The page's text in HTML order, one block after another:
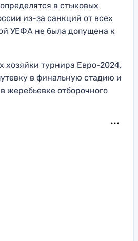
в стыковых
из-за санкций от всех
УЕФА не была допущена к
хозяйки турнира Евро-2024,
в финальную стадию и
жеребьевке отборочного